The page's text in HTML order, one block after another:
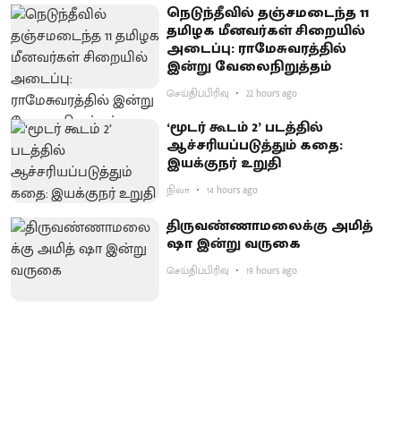
நெடுந்தீவில் தஞ்சமடைந்த 11
தமிழக மீனவர்கள் சிறையில்
அடைப்பு: ராமேசுவரத்தில்
இன்று வேலைநிறுத்தம்
செய்திப்பிரிவு 22 hours ago
‘மூடர் கூடம் 2’ படத்தில்
ஆச்சரியப்படுத்​தும் கதை:
இயக்குநர் உறுதி
நிலா 14 hours ago
திருவண்ணாமலைக்கு அமித்
ஷா இன்று வருகை
செய்திப்பிரிவு 19 hours ago